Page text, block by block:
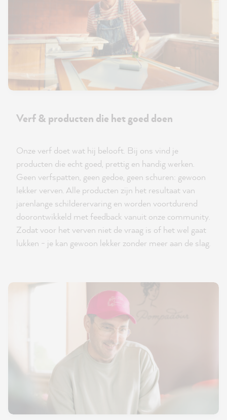
Verf & producten die het goed doen
Onze verf doet wat hij belooft. Bij ons vind je
producten die echt goed, prettig en handig werken.
Geen verfspatten, geen gedoe, geen schuren: gewoon
lekker verven. Alle producten zijn het resultaat van
jarenlange schilderervaring en worden voortdurend
doorontwikkeld met feedback vanuit onze community.
Zodat voor het verven niet de vraag is of het wel gaat
lukken - je kan gewoon lekker zonder meer aan de slag.